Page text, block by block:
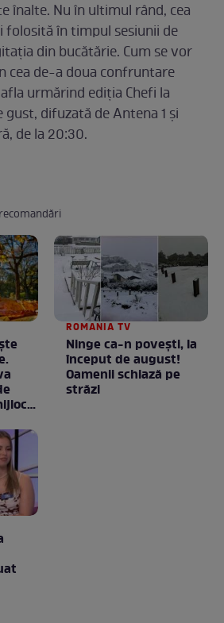
înalte. Nu în ultimul rând, cea
în timpul sesiunii de
din bucătărie. Cum se vor
cea de-a doua confruntare
urmărind ediția Chefi la
difuzată de Antena 1 și
de la 20:30.
ROMANIA TV
Ninge ca-n povești, la
început de august!
Oamenii schiază pe
străzi